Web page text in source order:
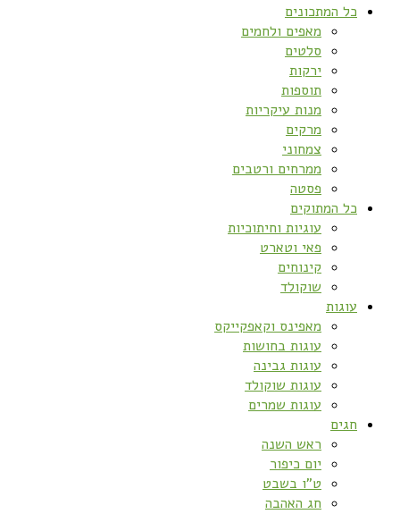
כל המתכונים
מאפים ולחמים
סלטים
ירקות
תוספות
מנות עיקריות
מרקים
צמחוני
ממרחים ורטבים
פסטה
כל המתוקים
עוגיות וחיתוכיות
פאי וטארט
קינוחים
שוקולד
עוגות
מאפינס וקאפקייקס
עוגות בחושות
עוגות גבינה
עוגות שוקולד
עוגות שמרים
חגים
ראש השנה
יום כיפור
ט”ו בשבט
חג האהבה